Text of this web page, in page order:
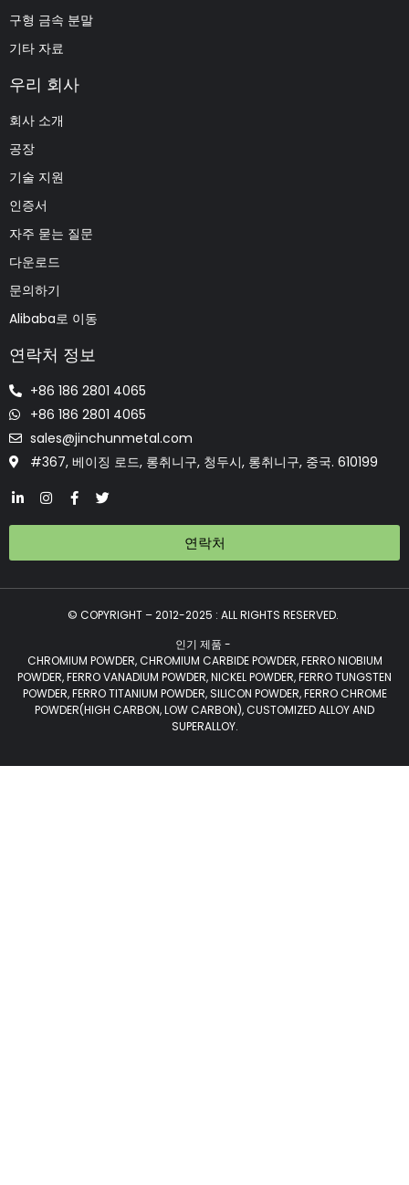
구형 금속 분말
기타 자료
우리 회사
회사 소개
공장
기술 지원
인증서
자주 묻는 질문
다운로드
문의하기
Alibaba로 이동
연락처 정보
+86 186 2801 4065
+86 186 2801 4065
sales@jinchunmetal.com
#367, 베이징 로드, 롱취니구, 청두시, 롱취니구, 중국. 610199
연락처
© COPYRIGHT – 2012-2025 : ALL RIGHTS RESERVED.
인기 제품 -
CHROMIUM POWDER, CHROMIUM CARBIDE POWDER, FERRO NIOBIUM
POWDER, FERRO VANADIUM POWDER, NICKEL POWDER, FERRO TUNGSTEN
POWDER, FERRO TITANIUM POWDER, SILICON POWDER, FERRO CHROME
POWDER(HIGH CARBON, LOW CARBON), CUSTOMIZED ALLOY AND
SUPERALLOY.